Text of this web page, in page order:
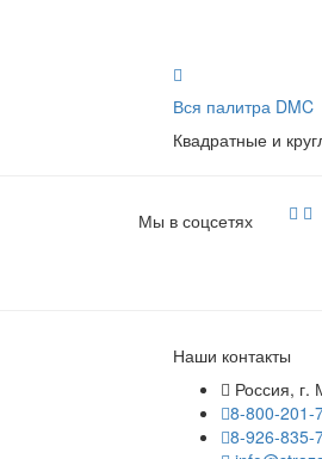
Вся палитра DMC
Квадратные и
Мы в соцсетях
Наши контакты
Россия, г.
8-800-201-
8-926-835-